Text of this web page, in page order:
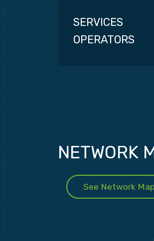
SERVICES
OPERATORS
NETWORK
See Network Map